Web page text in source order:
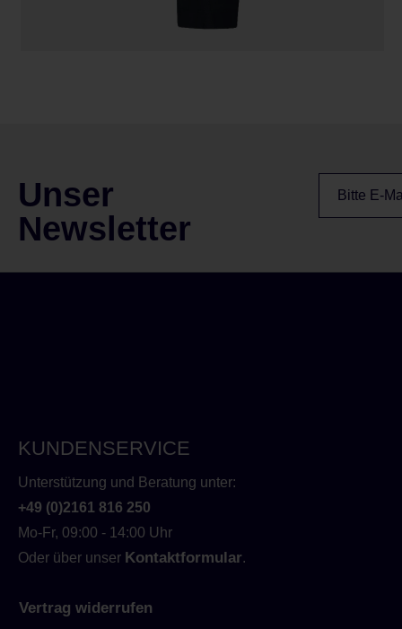
Unser
Newsletter
KUNDENSERVICE
Unterstützung und Beratung unter:
+49 (0)2161 816 250
Mo-Fr, 09:00 - 14:00 Uhr
Oder über unser Kontaktformular.
Vertrag widerrufen